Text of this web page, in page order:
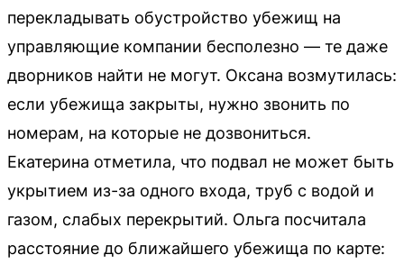
перекладывать обустройство убежищ на
управляющие компании бесполезно — те даже
дворников найти не могут. Оксана возмутилась:
если убежища закрыты, нужно звонить по
номерам, на которые не дозвониться.
Екатерина отметила, что подвал не может быть
укрытием из-за одного входа, труб с водой и
газом, слабых перекрытий. Ольга посчитала
расстояние до ближайшего убежища по карте: